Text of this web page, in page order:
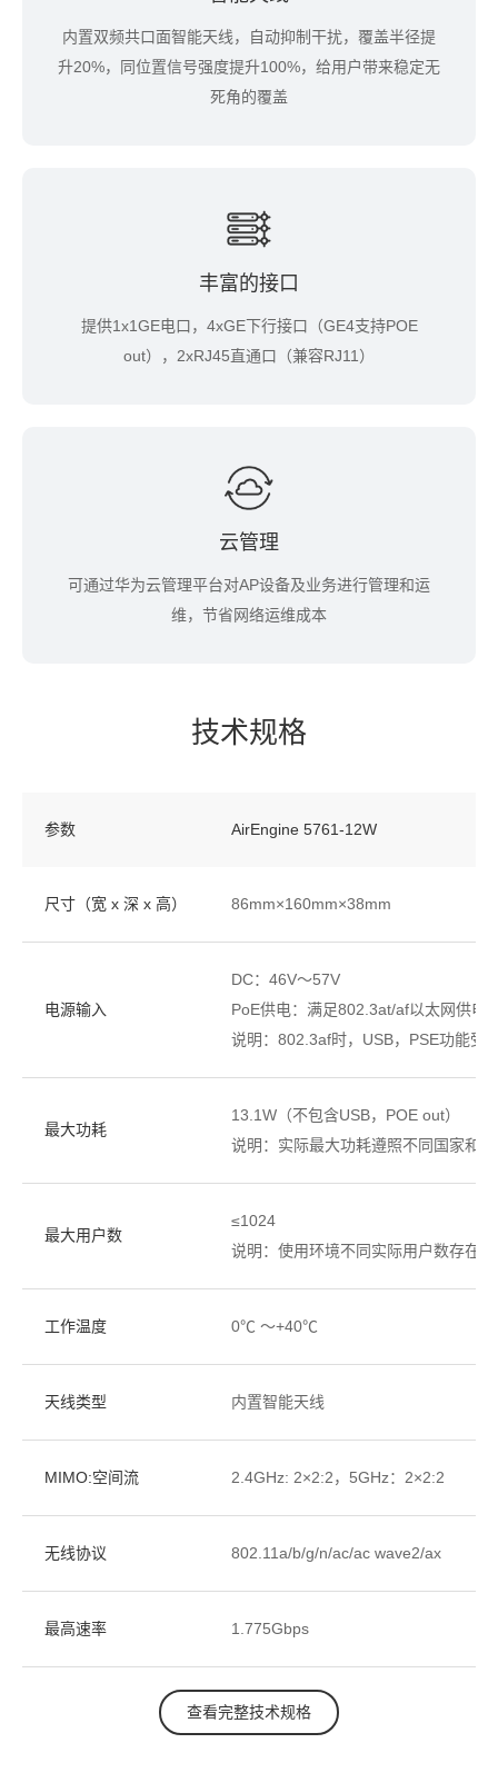
内置双频共口面智能天线，自动抑制干扰，覆盖半径提
升20%，同位置信号强度提升100%，给用户带来稳定无
死角的覆盖
丰富的接口
提供1x1GE电口，4xGE下行接口（GE4支持POE
out），2xRJ45直通口（兼容RJ11）
云管理
可通过华为云管理平台对AP设备及业务进行管理和运
维，节省网络运维成本
技术规格
参数 AirEngine 5761-12W
尺寸（宽 x 深 x 高） 86mm×160mm×38mm
电源输入
DC：46V～57V
PoE供电：满足802.3at/af以太网供电
说明：802.3af时，USB，PSE功能受
最大功耗
13.1W（不包含USB，POE out）
说明：实际最大功耗遵照不同国家和
最大用户数
≤1024
说明：使用环境不同实际用户数存在
工作温度 0℃ ～+40℃
天线类型 内置智能天线
MIMO:空间流 2.4GHz: 2×2:2，5GHz：2×2:2
无线协议 802.11a/b/g/n/ac/ac wave2/ax
最高速率 1.775Gbps
查看完整技术规格